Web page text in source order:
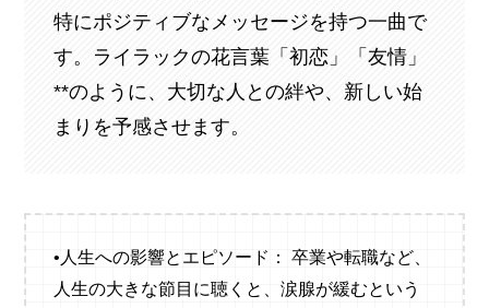
特にポジティブなメッセージを持つ一曲で
す。ライラックの花言葉「初恋」「友情」
**のように、大切な人との絆や、新しい始
まりを予感させます。
•人生への影響とエピソード： 卒業や転職など、
人生の大きな節目に聴くと、涙腺が緩むという